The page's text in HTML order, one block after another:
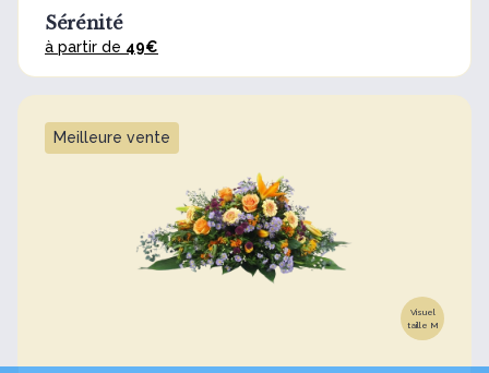
Sérénité
à partir de 49€
Meilleure vente
Visuel
taille M